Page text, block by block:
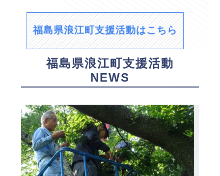
福島県浪江町支援活動はこちら
福島県浪江町支援活動
NEWS